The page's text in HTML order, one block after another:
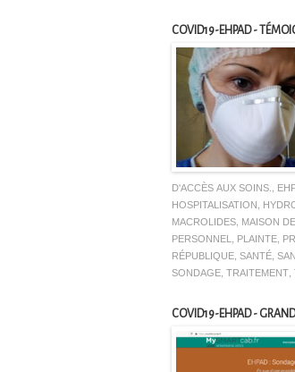
COVID19-EHPAD -
D'ACCÈS AUX SOINS.,
HOSPITALISATION,
MACROLIDES, MAISON
PERSONNEL, PLAINTE,
RÉPUBLIQUE, SANTÉ,
SONDAGE, TRAITEMENT,
COVID19-EHPAD -